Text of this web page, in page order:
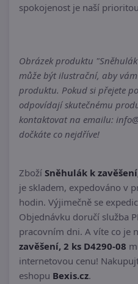
spokojenost je naší
Obrázek produktu
může být ilustrační, aby
produktu. Pokud si přejete
odpovídají skutečnému
kontaktovat na emailu:
dočkáte co nejdříve!
Zboží Sněhulák k
je skladem, expedováno v
hodin. Výjimečně se
Objednávku doručí služba
pracovním dni. A víte co je
zavěšení, 2 ks D4290-08
internetovou cenu!
eshopu Bexis.cz.